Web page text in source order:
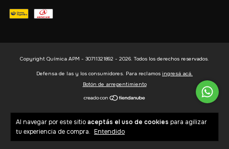
Al navegar por este sitioaceptás el uso de cookies para agilizar
tu experiencia de compra. Entendido
Copyright Química APM - 30711321892 - 2026. Todos los derechos reservados.
Defensa de las y los consumidores. Para reclamos ingresá acá.
Botón de arrepentimiento